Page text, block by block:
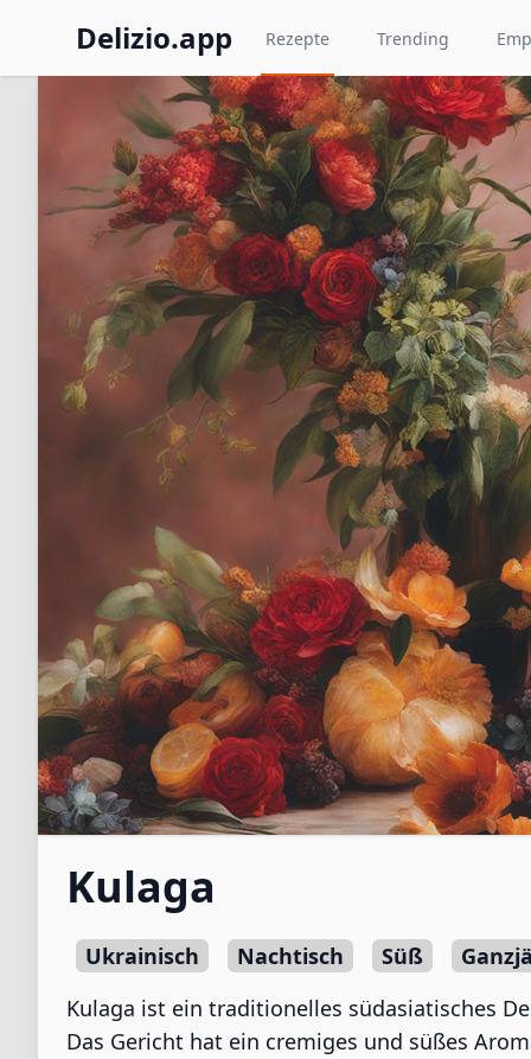
Delizio.app Rezepte Trending
Kulaga
Ukrainisch Nachtisch Süß
Kulaga ist ein traditionelles südasiatisches
Das Gericht hat ein cremiges und süßes